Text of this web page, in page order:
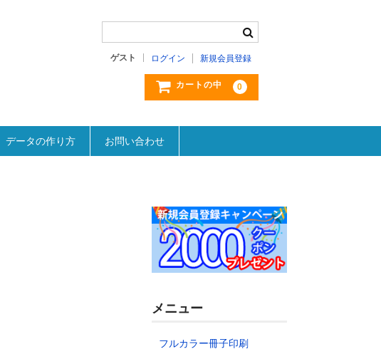
ゲスト ログイン 新規会員登録
カートの中 0
データの作り方 お問い合わせ
メニュー
フルカラー冊子印刷